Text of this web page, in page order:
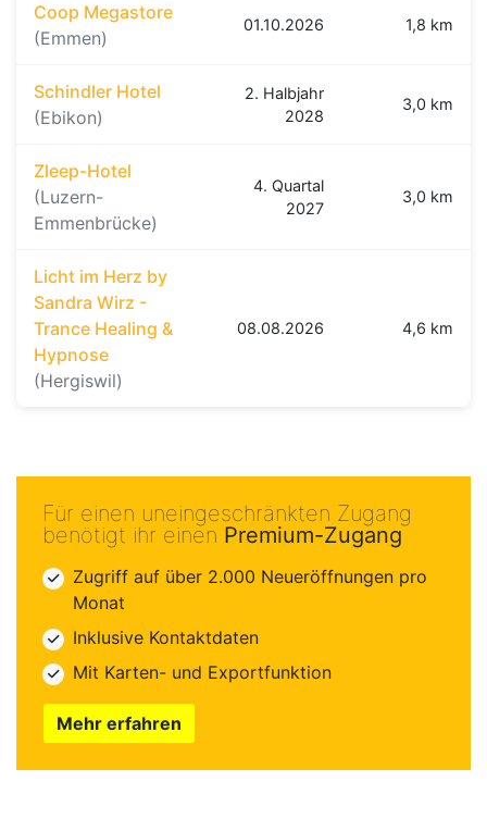
Coop Megastore
(Emmen)
01.10.2026 1,8 km
Schindler Hotel
(Ebikon)
2. Halbjahr
2028
3,0 km
Zleep-Hotel
(Luzern-
Emmenbrücke)
4. Quartal
2027
3,0 km
Licht im Herz by
Sandra Wirz -
Trance Healing &
Hypnose
(Hergiswil)
08.08.2026 4,6 km
Für einen uneingeschränkten Zugang
benötigt ihr einen Premium-Zugang
Zugriff auf über 2.000 Neueröffnungen pro
Monat
Inklusive Kontaktdaten
Mit Karten- und Exportfunktion
Mehr erfahren